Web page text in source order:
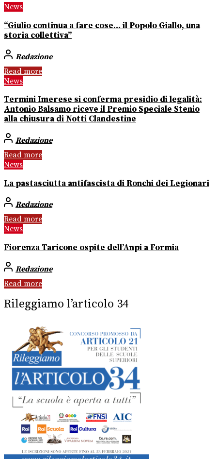
News
“Giulio continua a fare cose… il Popolo Giallo, una
storia collettiva”
Redazione
Read more
News
Termini Imerese si conferma presidio di legalità:
Antonio Balsamo riceve il Premio Speciale Stenio
alla chiusura di Notti Clandestine
Redazione
Read more
News
La pastasciutta antifascista di Ronchi dei Legionari
Redazione
Read more
News
Fiorenza Taricone ospite dell’Anpi a Formia
Redazione
Read more
Rileggiamo l’articolo 34